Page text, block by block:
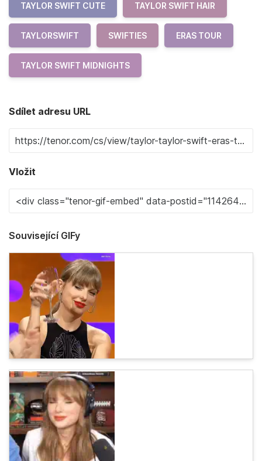
TAYLOR SWIFT CUTE TAYLOR SWIFT HAIR
TAYLORSWIFT SWIFTIES ERAS TOUR
TAYLOR SWIFT MIDNIGHTS
Sdílet adresu URL
Vložit
Související GIFy